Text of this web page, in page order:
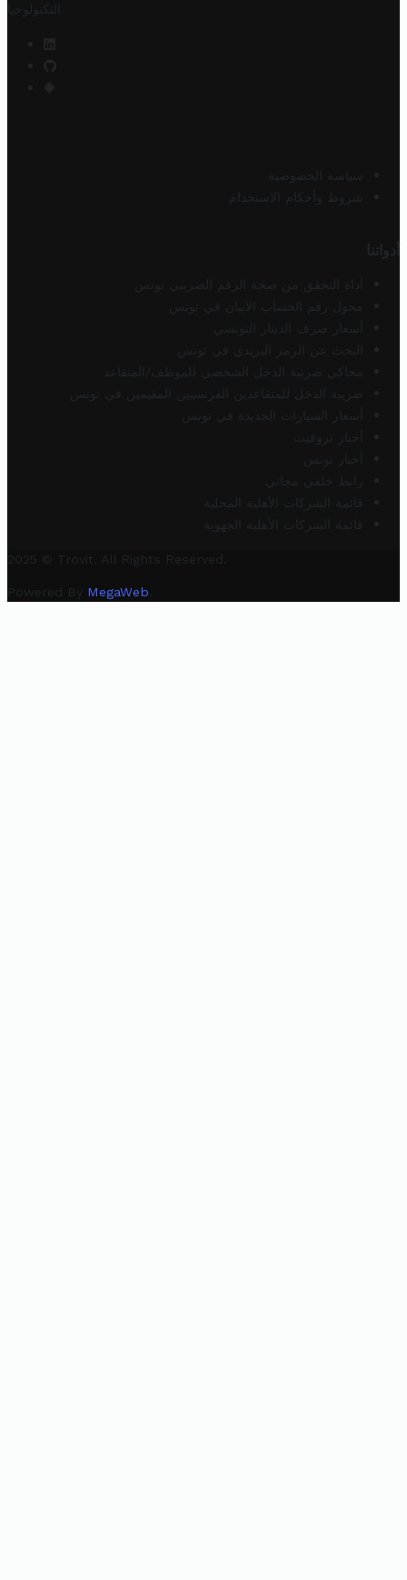
التكنولوجيا
سياسة الخصوصية
شروط وأحكام الاستخدام
أدواتنا
أداة التحقق من صحة الرقم الضريبي تونس
محول رقم الحساب الآيبان في تونس
أسعار صرف الدينار التونسي
البحث عن الرمز البريدي في تونس
محاكي ضريبة الدخل الشخصي للموظف/المتقاعد
ضريبة الدخل للمتقاعدين الفرنسيين المقيمين في تونس
أسعار السيارات الجديدة في تونس
أخبار تروفيت
أخبار تونس
رابط خلفي مجاني
قائمة الشركات الأهلية المحلية
قائمة الشركات الأهلية الجهوية
2025 © Trovit. All Rights Reserved.
Powered By MegaWeb